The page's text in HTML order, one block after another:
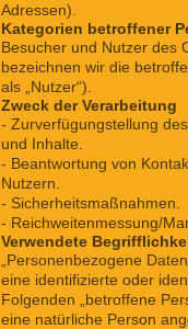
Adressen).
Kategorien betroffener
Besucher und Nutzer des
bezeichnen wir die
als „Nutzer“).
Zweck der Verarbeitung
- Zurverfügungstellung
und Inhalte.
- Beantwortung von
Nutzern.
- Sicherheitsmaßnahmen.
- Reichweitenmessung/
Verwendete
„Personenbezogene
eine identifizierte oder
Folgenden „betroffene
eine natürliche Person